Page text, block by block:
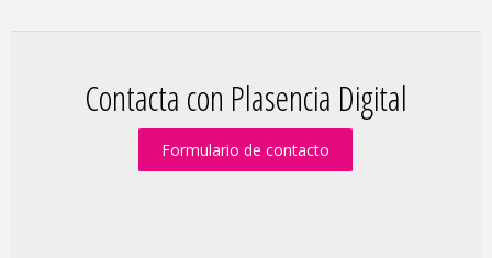
Contacta con Plasencia Digital
Formulario de contacto